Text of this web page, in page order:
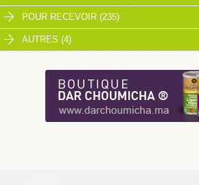
POUR RECEVOIR (235)
AUTRES (4)